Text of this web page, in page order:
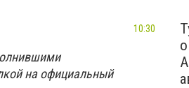
на официальный
10:30